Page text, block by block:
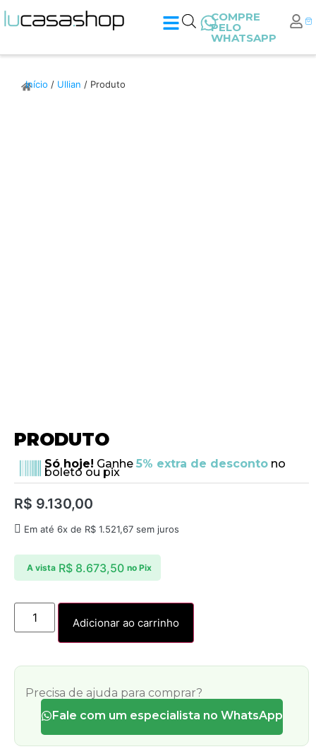
COMPRE
PELO
WHATSAPP
Início / Ullian / Produto
PRODUTO
Só hoje! Ganhe 5% extra de descontono
boleto ou pix
R$ 9.130,00
Em até 6x de R$ 1.521,67 sem juros
A vista R$8.673,50 no Pix
Adicionar ao carrinho
Precisa de ajuda para comprar?
Fale com um especialista no WhatsApp